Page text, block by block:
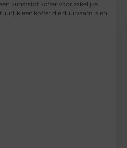
kunststof koffer voor zakelijke
een koffer die duurzaam is en